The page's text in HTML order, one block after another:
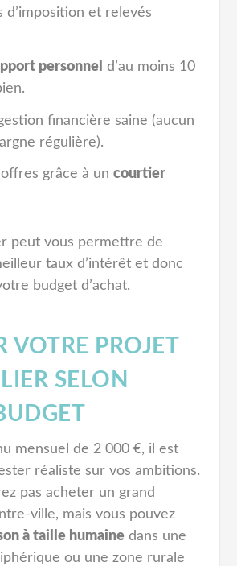
d’imposition et relevés
personnel d’au moins 10
financière saine (aucun
régulière).
grâce à uncourtier
peut vous permettre de
taux d’intérêt et donc
budget d’achat.
VOTRE PROJET
SELON
mensuel de 2 000 €, il est
réaliste sur vos ambitions.
pas acheter un grand
ville, mais vous pouvez
à taille humaine dans une
ou une zone rurale